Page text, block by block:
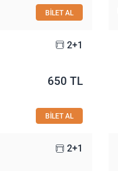
BİLET AL
2+1
650 TL
BİLET AL
2+1